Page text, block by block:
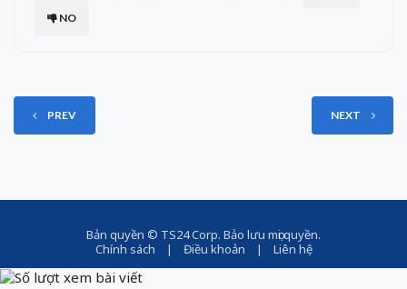
NO
PREV NEXT
Bản quyền © TS24 Corp. Bảo lưu mọi quyền.
Chính sách | Điều khoản | Liên hệ